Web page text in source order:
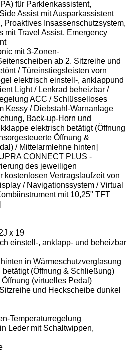
für Parklenkassistent,
Assist mit Ausparkassistent
Proaktives Insassenschutzsystem,
mit Travel Assist, Emergency
mit 3-Zonen-
ab 2. Sitzreihe und
/ Türeinstiegsleisten vorn
elektrisch einstell-, anklappund
Light / Lenkrad beheizbar /
ACC / Schlüsselloses
Kessy / Diebstahl-Warnanlage
Back-up-Horn und
elektrisch betätigt (Öffnung
Öffnung &
/ Mittelarmlehne hinten]
CONNECT PLUS -
des jeweiligen
kostenlosen Vertragslaufzeit von
/ Navigationssystem / Virtual
mit 10,25" TFT
x 19
einstell-, anklapp- und beheizbar
in Wärmeschutzverglasung
(Öffnung & Schließung)
(virtuelles Pedal)
und Heckscheibe dunkel
Temperaturregelung
Leder mit Schaltwippen,